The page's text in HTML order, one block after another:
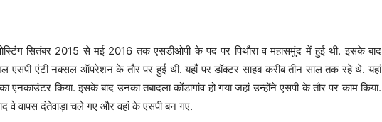
सितंबर 2015 से मई 2016 तक एसडीओपी के पद पर पिथौरा व महासमुंद में हुई थी. इसके बाद
एसपी एंटी नक्सल ऑपरेशन के तौर पर हुई थी. यहाँ पर डॉक्टर साहब करीब तीन साल तक रहे थे. यहां
एनकाउंटर किया. इसके बाद उनका तबादला कोंडागांव हो गया जहां उन्होंने एसपी के तौर पर काम किया.
वे वापस दंतेवाड़ा चले गए और वहां के एसपी बन गए.